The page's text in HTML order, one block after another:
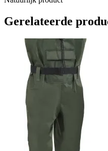
Gerelateerde